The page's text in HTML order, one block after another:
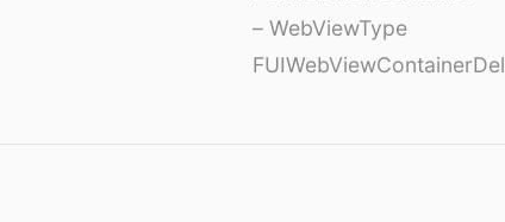
– WebViewType